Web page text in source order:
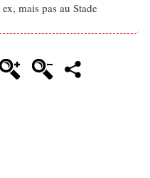
mais pas au Stade